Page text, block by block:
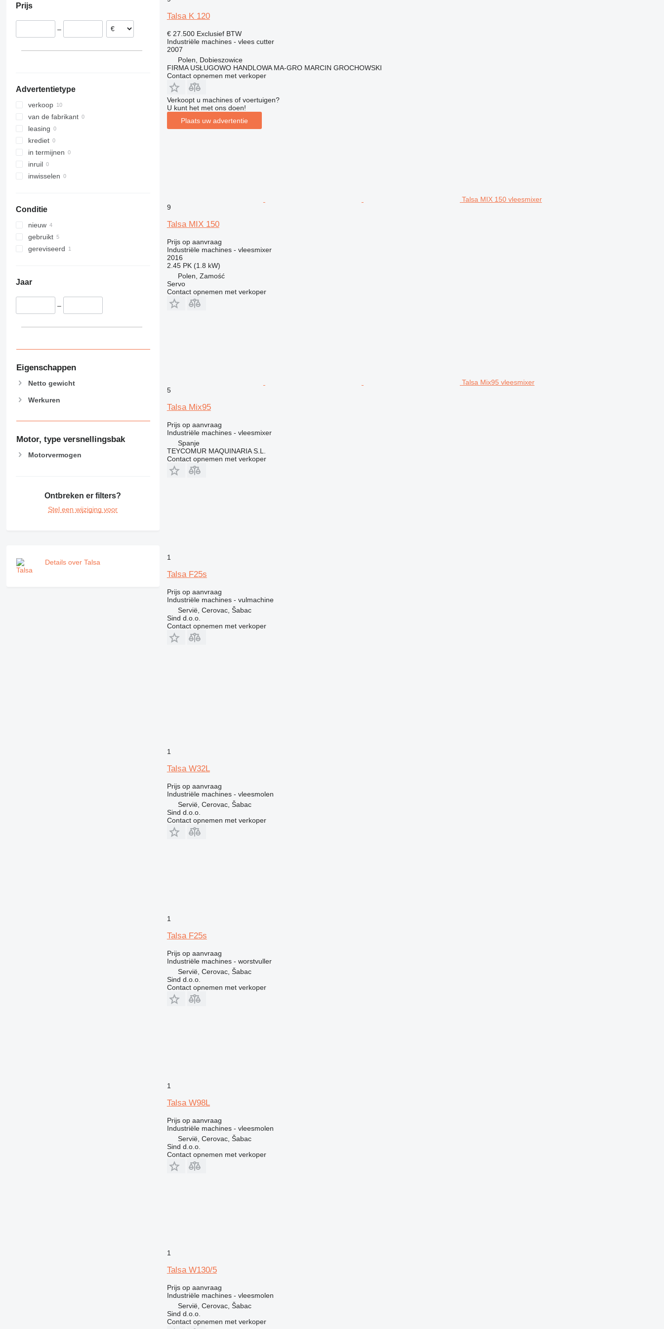
Prijs
–
Advertentietype
verkoop
van de fabrikant
leasing
krediet
in termijnen
inruil
inwisselen
Conditie
nieuw
gebruikt
gereviseerd
Jaar
–
Eigenschappen
Netto gewicht
Werkuren
Motor, type versnellingsbak
Motorvermogen
Ontbreken er filters?
Stel een wijziging voor
Details over Talsa
Talsa K 120
€ 27.500 Exclusief BTW
Industriële machines - vlees cutter
2007
Polen, Dobieszowice
FIRMA USŁUGOWO HANDLOWA MA-GRO MARCIN GROCHOWSKI
Contact opnemen met verkoper
Verkoopt u machines of voertuigen?
U kunt het met ons doen!
Plaats uw advertentie
Talsa MIX 150 vleesmixer
9
Talsa MIX 150
Prijs op aanvraag
Industriële machines - vleesmixer
2016
2.45 PK (1.8 kW)
Polen, Zamość
Servo
Contact opnemen met verkoper
Talsa Mix95 vleesmixer
5
Talsa Mix95
Prijs op aanvraag
Industriële machines - vleesmixer
Spanje
TEYCOMUR MAQUINARIA S.L.
Contact opnemen met verkoper
1
Talsa F25s
Prijs op aanvraag
Industriële machines - vulmachine
Servië, Cerovac, Šabac
Sind d.o.o.
Contact opnemen met verkoper
1
Talsa W32L
Prijs op aanvraag
Industriële machines - vleesmolen
Servië, Cerovac, Šabac
Sind d.o.o.
Contact opnemen met verkoper
1
Talsa F25s
Prijs op aanvraag
Industriële machines - worstvuller
Servië, Cerovac, Šabac
Sind d.o.o.
Contact opnemen met verkoper
1
Talsa W98L
Prijs op aanvraag
Industriële machines - vleesmolen
Servië, Cerovac, Šabac
Sind d.o.o.
Contact opnemen met verkoper
1
Talsa W130/5
Prijs op aanvraag
Industriële machines - vleesmolen
Servië, Cerovac, Šabac
Sind d.o.o.
Contact opnemen met verkoper